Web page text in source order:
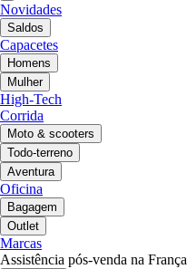
Novidades
Saldos
Capacetes
Homens
Mulher
High-Tech
Corrida
Moto & scooters
Todo-terreno
Aventura
Oficina
Bagagem
Outlet
Marcas
Assistência pós-venda na França